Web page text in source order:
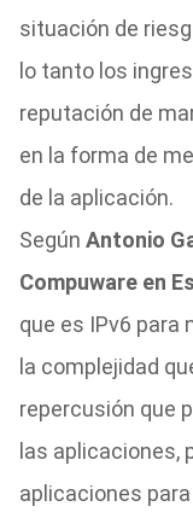
situación de
lo tanto los
reputación de
en la forma de
de la aplicación.
Según Antonio
Compuware en
que es IPv6
la complejidad
repercusión que
las aplicaciones,
aplicaciones